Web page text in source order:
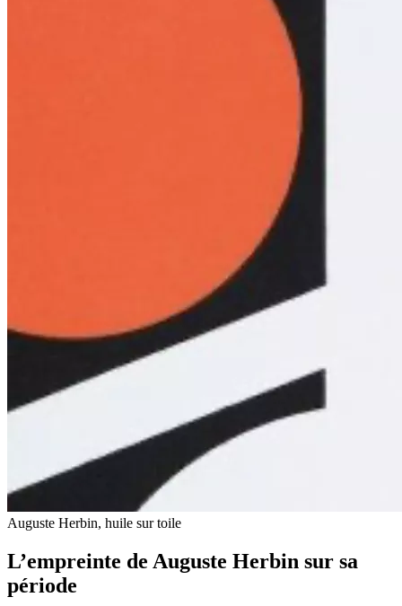
Auguste Herbin, huile sur toile
L’empreinte de Auguste Herbin sur sa
période